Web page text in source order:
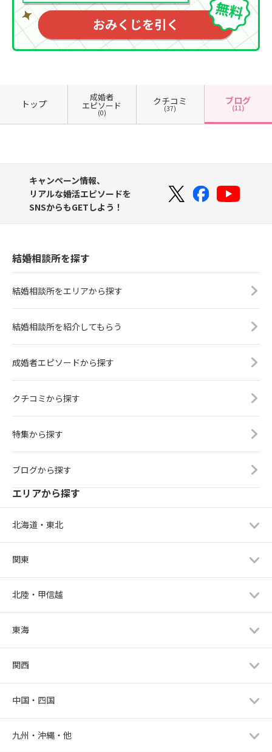
トップ
成婚者
エピソード
(0)
クチコミ
(37)
ブログ
(11)
キャンペーン情報、
リアルな婚活エピソードを
SNSからもGETしよう！
結婚相談所を探す
結婚相談所をエリアから探す
結婚相談所を紹介してもらう
成婚者エピソードから探す
クチコミから探す
特集から探す
ブログから探す
エリアから探す
北海道・東北
関東
北陸・甲信越
東海
関西
中国・四国
九州・沖縄・他